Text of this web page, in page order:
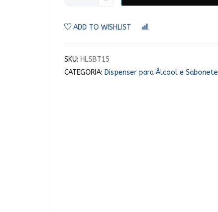
ADD TO WISHLIST
SKU: HLSBT15
CATEGORIA: Dispenser para Álcool e Sabonete